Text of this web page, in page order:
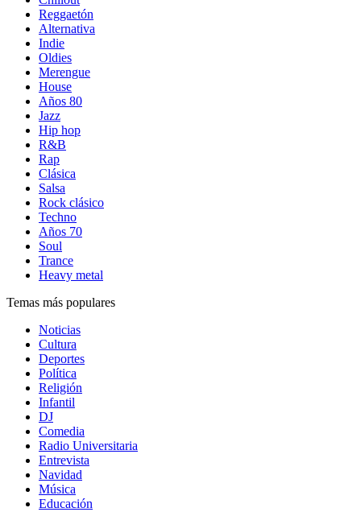
Reggaetón
Alternativa
Indie
Oldies
Merengue
House
Años 80
Jazz
Hip hop
R&B
Rap
Clásica
Salsa
Rock clásico
Techno
Años 70
Soul
Trance
Heavy metal
Temas más populares
Noticias
Cultura
Deportes
Política
Religión
Infantil
DJ
Comedia
Radio Universitaria
Entrevista
Navidad
Música
Educación